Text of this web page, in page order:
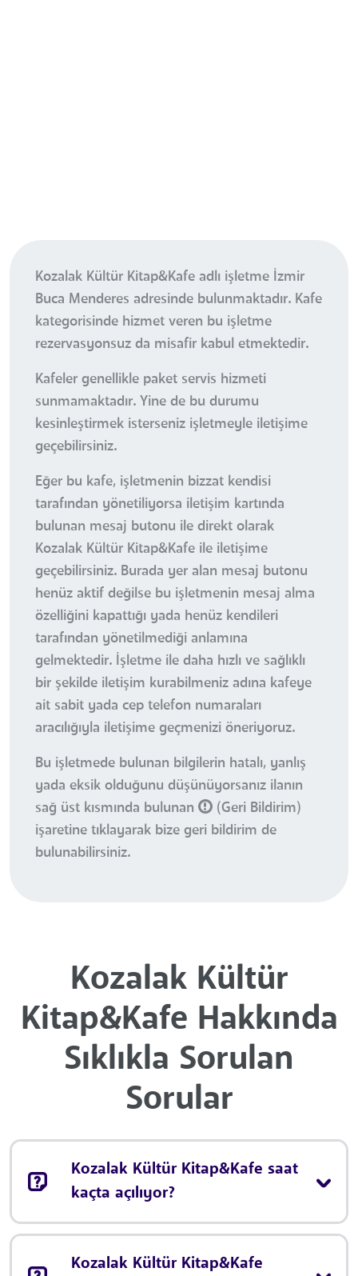
Kozalak Kültür Kitap&Kafe adlı işletme İzmir
Buca Menderes adresinde bulunmaktadır. Kafe
kategorisinde hizmet veren bu işletme
rezervasyonsuz da misafir kabul etmektedir.
Kafeler genellikle paket servis hizmeti
sunmamaktadır. Yine de bu durumu
kesinleştirmek isterseniz işletmeyle iletişime
geçebilirsiniz.
Eğer bu kafe, işletmenin bizzat kendisi
tarafından yönetiliyorsa iletişim kartında
bulunan mesaj butonu ile direkt olarak
Kozalak Kültür Kitap&Kafe ile iletişime
geçebilirsiniz. Burada yer alan mesaj butonu
henüz aktif değilse bu işletmenin mesaj alma
özelliğini kapattığı yada henüz kendileri
tarafından yönetilmediği anlamına
gelmektedir. İşletme ile daha hızlı ve sağlıklı
bir şekilde iletişim kurabilmeniz adına kafeye
ait sabit yada cep telefon numaraları
aracılığıyla iletişime geçmenizi öneriyoruz.
Bu işletmede bulunan bilgilerin hatalı, yanlış
yada eksik olduğunu düşünüyorsanız ilanın
sağ üst kısmında bulunan
(Geri Bildirim)
işaretine tıklayarak bize geri bildirim de
bulunabilirsiniz.
Kozalak Kültür
Kitap&Kafe Hakkında
Sıklıkla Sorulan
Sorular
Kozalak Kültür Kitap&Kafe saat
kaçta açılıyor?
Kozalak Kültür Kitap&Kafe